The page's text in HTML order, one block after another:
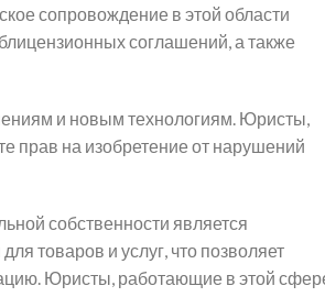
сопровождение в этой области
соглашений, а также
и новым технологиям. Юристы,
прав на изобретение от нарушений
собственности является
товаров и услуг, что позволяет
Юристы, работающие в этой